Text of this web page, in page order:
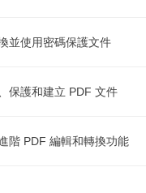
並使用密碼保護文件
保護和建立 PDF 文件
階 PDF 編輯和轉換功能